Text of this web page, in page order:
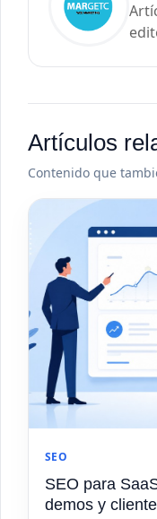
Artículos
Contenido que
SEO
SEO para
demos y